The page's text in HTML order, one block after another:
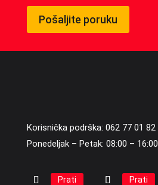
Pošaljite poruku
Korisnička podrška: 062 77 01 82
Ponedeljak – Petak: 08:00 – 16:00
Prati Prati